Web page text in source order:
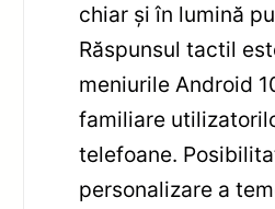
chiar și în lumină
Răspunsul tactil
meniurile Android
familiare
telefoane.
personalizare a